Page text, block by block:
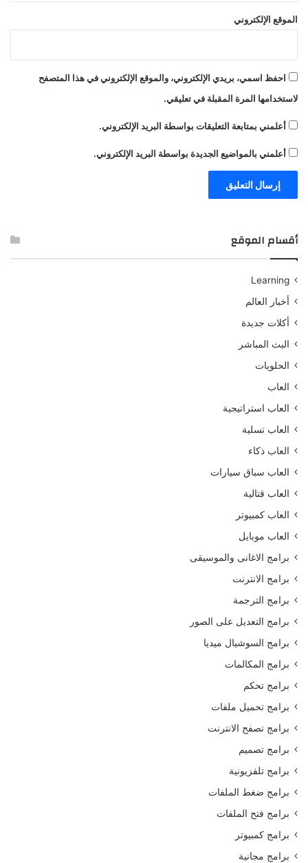
الموقع الإلكتروني
احفظ اسمي، بريدي الإلكتروني، والموقع الإلكتروني في هذا المتصفح
لاستخدامها المرة المقبلة في تعليقي.
أعلمني بمتابعة التعليقات بواسطة البريد الإلكتروني.
أعلمني بالمواضيع الجديدة بواسطة البريد الإلكتروني.
أقسام الموقع
Learning
أخبار العالم
أكلات جديدة
البث المباشر
الحلويات
العاب
العاب استراتيجية
العاب تسلية
العاب ذكاء
العاب سباق سيارات
العاب قتالية
العاب كمبيوتر
العاب موبايل
برامج الاغانى والموسيقى
برامج الانترنت
برامج الترجمة
برامج التعديل على الصور
برامج السوشيال ميديا
برامج المكالمات
برامج تحكم
برامج تحميل ملفات
برامج تصفح الانترنت
برامج تصميم
برامج تلفزيونية
برامج ضغط الملفات
برامج فتح الملفات
برامج كمبيوتر
برامج مجانية